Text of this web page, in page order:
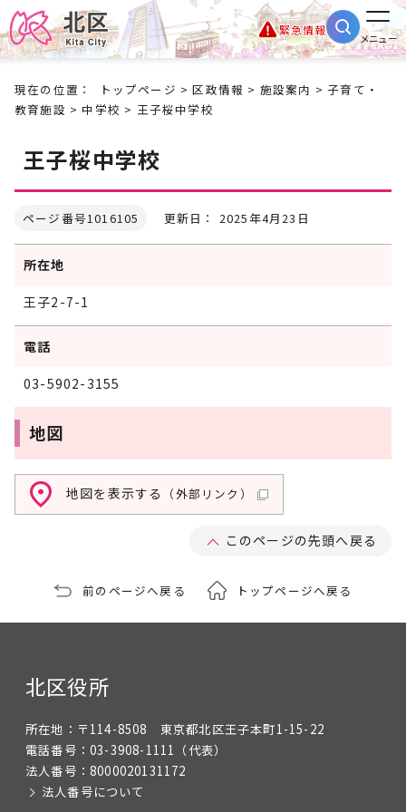
緊急情報
メニュー
現在の位置： トップページ >区政情報 > 施設案内 >子育て・
教育施設 >中学校 > 王子桜中学校
王子桜中学校
ページ番号1016105 更新日： 2025年4月23日
所在地
王子2-7-1
電話
03-5902-3155
地図
地図を表示する （外部リンク）
このページの先頭へ戻る
前のページへ戻る トップページへ戻る
北区役所
所在地： 〒114-8508 東京都北区王子本町1-15-22
電話番号： 03-3908-1111 （代表）
法人番号： 8000020131172
法人番号について